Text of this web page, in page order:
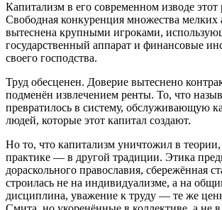
Капитализм в его современном изводе
Свободная конкуренция множества мелких
вытеснена крупными игроками,
государственный аппарат и финансовые
своего господства.
Труд обесценен. Доверие вытеснено
подменён извлечением ренты. То, что
превратилось в систему, обслуживающую
людей, которые этот капитал создают.
Но то, что капитализм уничтожил в
практике — в другой традиции. Этика
дораскольного православия, сбережённая
строилась не на индивидуализме, а на
дисциплина, уважение к труду — те же